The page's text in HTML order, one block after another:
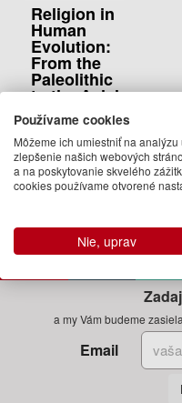
Religion in
Human
Evolution:
From the
Paleolithic
to the Axial
Age
Bellah
28.95 €
a my Vám budeme
Email
Používame cookies
Môžeme ich umiestniť na
zlepšenie našich webových
a na poskytovanie skvelého
cookies používame otvorené
Nie, uprav